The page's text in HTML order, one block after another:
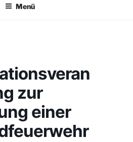
Menü
zur
einer